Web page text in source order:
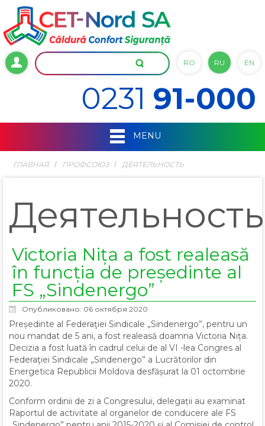
RO RU EN
0231 91-000
MENU
ГЛАВНАЯ ПРОФСОЮЗ ДЕЯТЕЛЬНОСТЬ
Деятельность
Victoria Nița a fost realeasă
în funcția de președinte al
FS „Sindenergo”
Опубликовано: 06 октября 2020
Președinte al Federaţiei Sindicale „Sindenergo”, pentru un
nou mandat de 5 ani, a fost realeasă doamna Victoria Nița.
Decizia a fost luată în cadrul celui de al VI -lea Congres al
Federaţiei Sindicale „Sindenergo” a Lucrătorilor din
Energetica Republicii Moldova desfășurat la 01 octombrie
2020.
Conform ordinii de zi a Congresului, delegații au examinat
Raportul de activitate al organelor de conducere ale FS